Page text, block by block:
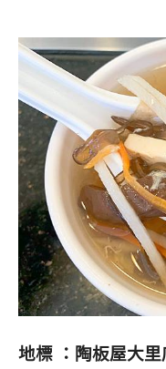
地標 ：陶板屋大